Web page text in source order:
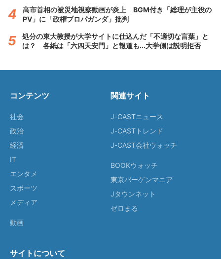
高市首相の被災地視察動画が炎上 BGM付き「総理が主役の
PV」に「政権プロパガンダ」批判
処分の東大教授が大学サイトに仕込んだ「不適切な言葉」と
は？ 各紙は「六四天安門」と報道も...大学側は説明拒否
コンテンツ
社会
政治
経済
IT
エンタメ
スポーツ
メディア
動画
関連サイト
J-CASTニュース
J-CASTトレンド
J-CAST会社ウォッチ
BOOKウォッチ
東京バーゲンマニア
Jタウンネット
ゼロまる
サイトについて